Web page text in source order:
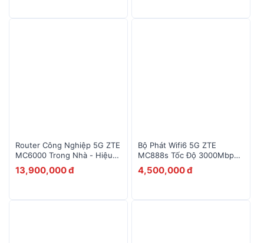
Router Công Nghiệp 5G ZTE
MC6000 Trong Nhà - Hiệu
Suất Cao Cho Doanh Nghiệp
& IoT
13,900,000 đ
Bộ Phát Wifi6 5G ZTE
MC888s Tốc Độ 3000Mbps
Kết Nối 128 Máy
4,500,000 đ